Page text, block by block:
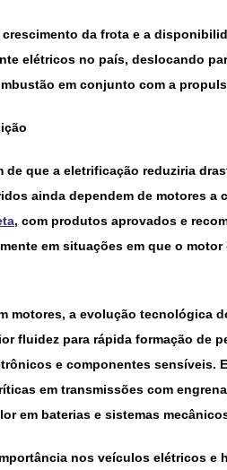
da frota e a
elétricos no país, deslocando
em conjunto com a
de que a eletrificação reduziria
ainda dependem de motores a
, com produtos aprovados e
em situações em que o
motores, a evolução tecnológica
fluidez para rápida formação de
e componentes sensíveis.
em transmissões com
em baterias e sistemas
nos veículos elétricos